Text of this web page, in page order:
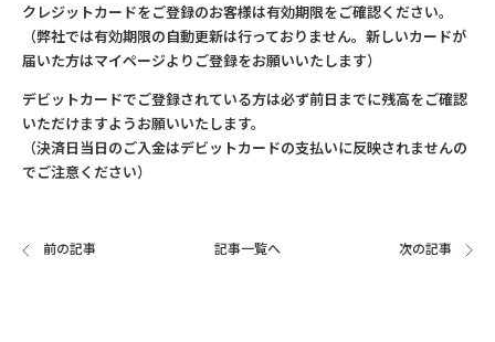
クレジットカードをご登録のお客様は有効期限をご確認ください。
（弊社では有効期限の自動更新は行っておりません。新しいカードが
届いた方はマイページよりご登録をお願いいたします）
デビットカードでご登録されている方は必ず前日までに残高をご確認
いただけますようお願いいたします。
（決済日当日のご入金はデビットカードの支払いに反映されませんの
でご注意ください）
前の記事 記事一覧へ 次の記事